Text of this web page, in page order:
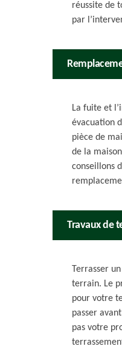
réussite de
par
La fuite et
évacuation
pièce de
de la
conseillons
Travaux de
Terrasser
terrain. Le
pour votre
passer
pas votre